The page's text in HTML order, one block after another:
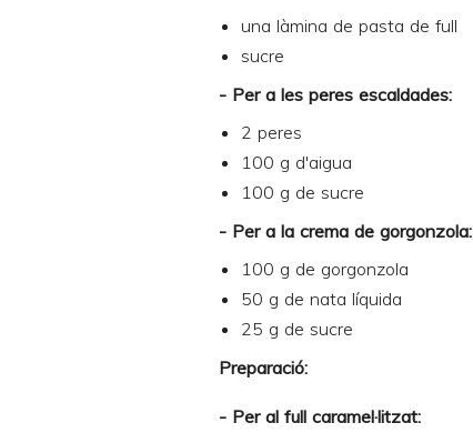
una làmina de pasta de full
sucre
- Per a les peres escaldades:
2 peres
100 g d'aigua
100 g de sucre
- Per a la crema de gorgonzola:
100 g de gorgonzola
50 g de nata líquida
25 g de sucre
Preparació:
- Per al full caramel·litzat: